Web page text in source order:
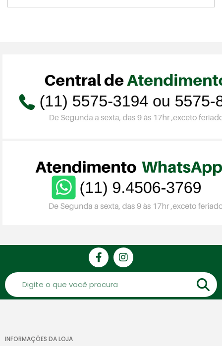
INFORMAÇÕES DA LOJA